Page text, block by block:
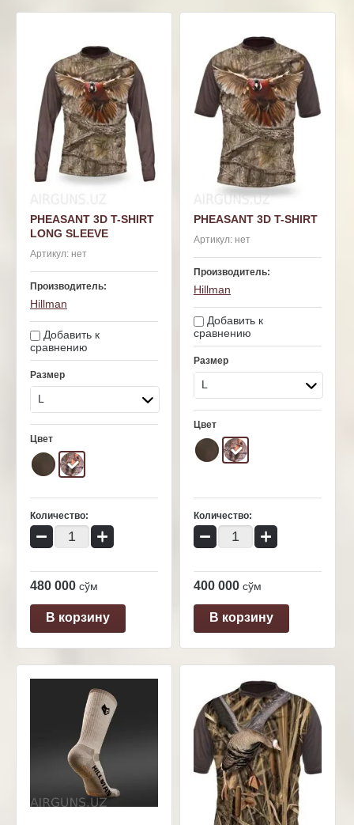
PHEASANT 3D T-SHIRT
LONG SLEEVE
Артикул: нет
Производитель:
Hillman
Добавить к
сравнению
Размер
L
Цвет
Количество:
− +
480 000 сўм
В корзину
PHEASANT 3D T-SHIRT
Артикул:нет
Производитель:
Hillman
Добавить к
сравнению
Размер
L
Цвет
Количество:
− +
400 000 сўм
В корзину